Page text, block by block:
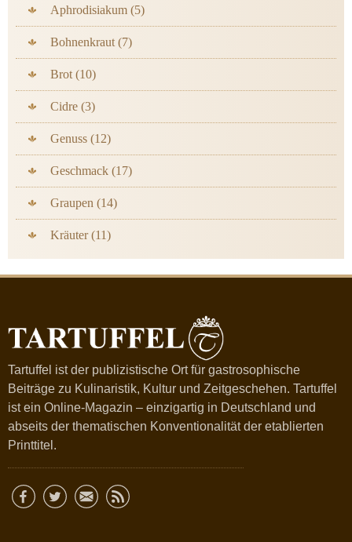
Aphrodisiakum (5)
Bohnenkraut (7)
Brot (10)
Cidre (3)
Genuss (12)
Geschmack (17)
Graupen (14)
Kräuter (11)
Tartuffel ist der publizistische Ort für gastrosophische
Beiträge zu Kulinaristik, Kultur und Zeitgeschehen. Tartuffel
ist ein Online-Magazin – einzigartig in Deutschland und
abseits der thematischen Konventionalität der etablierten
Printtitel.